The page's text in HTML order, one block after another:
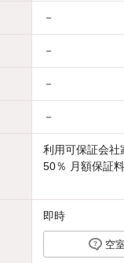
－
－
－
－
利用可保証会社
50％ 月額保証
即時
空